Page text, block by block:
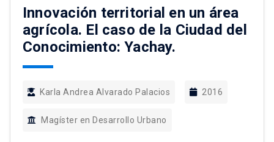
Para ello, se analiza bajo un […]
Innovación territorial en un área
agrícola. El caso de la Ciudad del
Conocimiento: Yachay.
Karla Andrea Alvarado Palacios 2016
Magíster en Desarrollo Urbano